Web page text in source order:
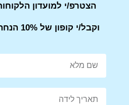
מוצרים קשורים
הצטרפ/י למועדון
וקבל/י קופון של 10% הנחה לקניה הראשונה!